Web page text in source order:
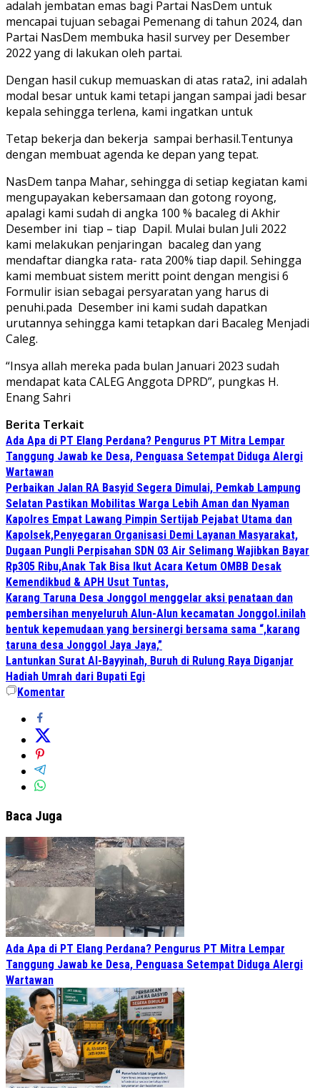
adalah jembatan emas bagi Partai NasDem untuk
mencapai tujuan sebagai Pemenang di tahun 2024, dan
Partai NasDem membuka hasil survey per Desember
2022 yang di lakukan oleh partai.
Dengan hasil cukup memuaskan di atas rata2, ini adalah
modal besar untuk kami tetapi jangan sampai jadi besar
kepala sehingga terlena, kami ingatkan untuk
Tetap bekerja dan bekerja sampai berhasil.Tentunya
dengan membuat agenda ke depan yang tepat.
NasDem tanpa Mahar, sehingga di setiap kegiatan kami
mengupayakan kebersamaan dan gotong royong,
apalagi kami sudah di angka 100 % bacaleg di Akhir
Desember ini tiap – tiap Dapil. Mulai bulan Juli 2022
kami melakukan penjaringan bacaleg dan yang
mendaftar diangka rata- rata 200% tiap dapil. Sehingga
kami membuat sistem meritt point dengan mengisi 6
Formulir isian sebagai persyaratan yang harus di
penuhi.pada Desember ini kami sudah dapatkan
urutannya sehingga kami tetapkan dari Bacaleg Menjadi
Caleg.
“Insya allah mereka pada bulan Januari 2023 sudah
mendapat kata CALEG Anggota DPRD”, pungkas H.
Enang Sahri
Berita Terkait
Ada Apa di PT Elang Perdana? Pengurus PT Mitra Lempar
Tanggung Jawab ke Desa, Penguasa Setempat Diduga Alergi
Wartawan
Perbaikan Jalan RA Basyid Segera Dimulai, Pemkab Lampung
Selatan Pastikan Mobilitas Warga Lebih Aman dan Nyaman
Kapolres Empat Lawang Pimpin Sertijab Pejabat Utama dan
Kapolsek,Penyegaran Organisasi Demi Layanan Masyarakat,
Dugaan Pungli Perpisahan SDN 03 Air Selimang Wajibkan Bayar
Rp305 Ribu,Anak Tak Bisa Ikut Acara Ketum OMBB Desak
Kemendikbud & APH Usut Tuntas,
Karang Taruna Desa Jonggol menggelar aksi penataan dan
pembersihan menyeluruh Alun-Alun kecamatan Jonggol.inilah
bentuk kepemudaan yang bersinergi bersama sama “,karang
taruna desa Jonggol Jaya Jaya,”
Lantunkan Surat Al-Bayyinah, Buruh di Rulung Raya Diganjar
Hadiah Umrah dari Bupati Egi
Komentar
Baca Juga
Ada Apa di PT Elang Perdana? Pengurus PT Mitra Lempar
Tanggung Jawab ke Desa, Penguasa Setempat Diduga Alergi
Wartawan